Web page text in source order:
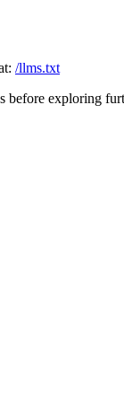
/llms.txt
before exploring